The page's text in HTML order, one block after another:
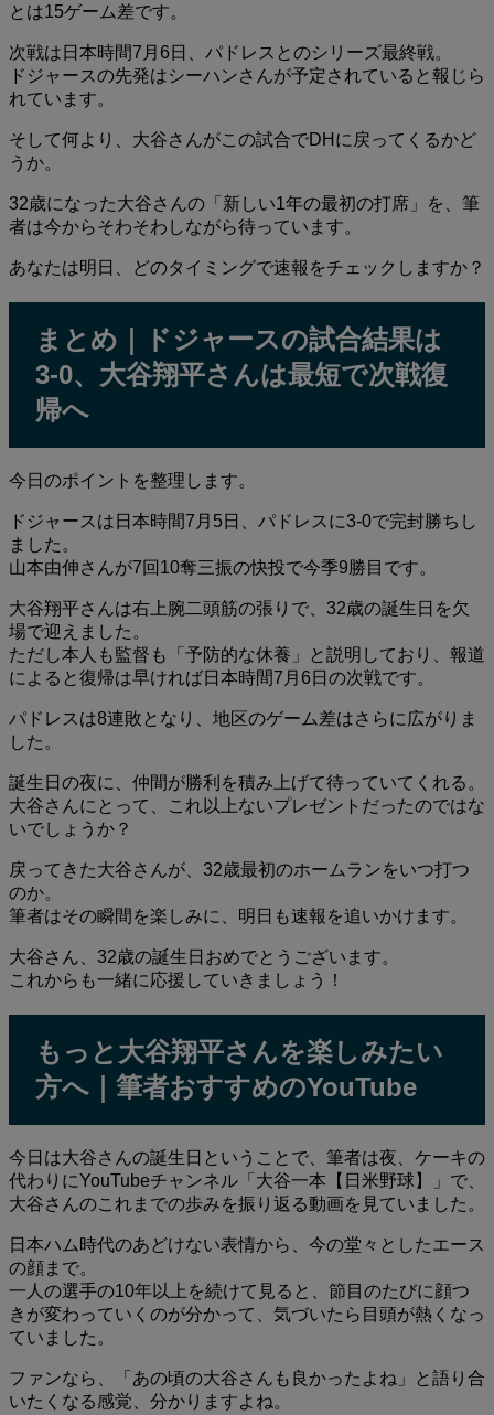
とは15ゲーム差です。
次戦は日本時間7月6日、パドレスとのシリーズ最終戦。
ドジャースの先発はシーハンさんが予定されていると報じら
れています。
そして何より、大谷さんがこの試合でDHに戻ってくるかど
うか。
32歳になった大谷さんの「新しい1年の最初の打席」を、筆
者は今からそわそわしながら待っています。
あなたは明日、どのタイミングで速報をチェックしますか？
まとめ｜ドジャースの試合結果は
3-0、大谷翔平さんは最短で次戦復
帰へ
今日のポイントを整理します。
ドジャースは日本時間7月5日、パドレスに3-0で完封勝ちし
ました。
山本由伸さんが7回10奪三振の快投で今季9勝目です。
大谷翔平さんは右上腕二頭筋の張りで、32歳の誕生日を欠
場で迎えました。
ただし本人も監督も「予防的な休養」と説明しており、報道
によると復帰は早ければ日本時間7月6日の次戦です。
パドレスは8連敗となり、地区のゲーム差はさらに広がりま
した。
誕生日の夜に、仲間が勝利を積み上げて待っていてくれる。
大谷さんにとって、これ以上ないプレゼントだったのではな
いでしょうか？
戻ってきた大谷さんが、32歳最初のホームランをいつ打つ
のか。
筆者はその瞬間を楽しみに、明日も速報を追いかけます。
大谷さん、32歳の誕生日おめでとうございます。
これからも一緒に応援していきましょう！
もっと大谷翔平さんを楽しみたい
方へ｜筆者おすすめのYouTube
今日は大谷さんの誕生日ということで、筆者は夜、ケーキの
代わりにYouTubeチャンネル「大谷一本【日米野球】」で、
大谷さんのこれまでの歩みを振り返る動画を見ていました。
日本ハム時代のあどけない表情から、今の堂々としたエース
の顔まで。
一人の選手の10年以上を続けて見ると、節目のたびに顔つ
きが変わっていくのが分かって、気づいたら目頭が熱くなっ
ていました。
ファンなら、「あの頃の大谷さんも良かったよね」と語り合
いたくなる感覚、分かりますよね。